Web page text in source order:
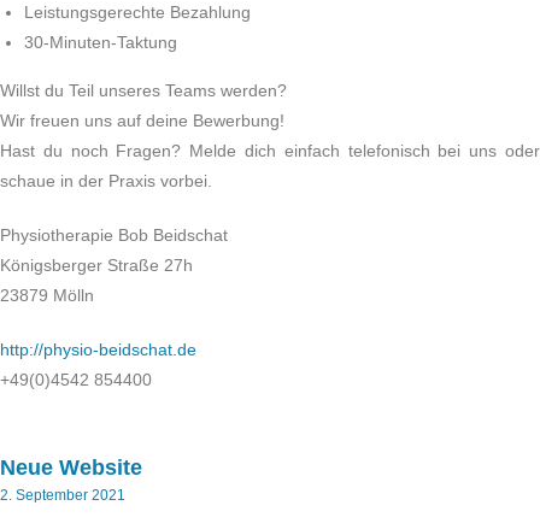
Leistungsgerechte Bezahlung
30-Minuten-Taktung
Willst du Teil unseres Teams werden?
Wir freuen uns auf deine Bewerbung!
Hast du noch Fragen? Melde dich einfach telefonisch bei uns oder
schaue in der Praxis vorbei.
Physiotherapie Bob Beidschat
Königsberger Straße 27h
23879 Mölln
http://physio-beidschat.de
+49(0)4542 854400
Neue Website
2. September 2021